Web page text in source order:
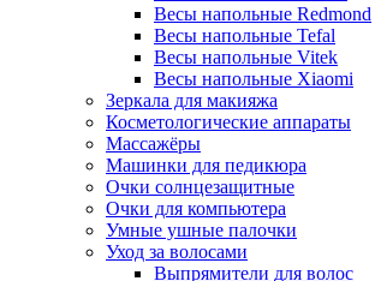
Весы напольные Redmond
Весы напольные Tefal
Весы напольные Vitek
Весы напольные Xiaomi
Зеркала для макияжа
Косметологические аппараты
Массажёры
Машинки для педикюра
Очки cолнцезащитные
Очки для компьютера
Умные ушные палочки
Уход за волосами
Выпрямители для волос